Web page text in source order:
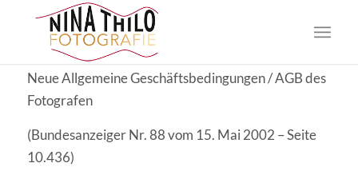
Neue Allgemeine Geschäftsbedingungen / AGB des
Fotografen
(Bundesanzeiger Nr. 88 vom 15. Mai 2002 – Seite
10.436)